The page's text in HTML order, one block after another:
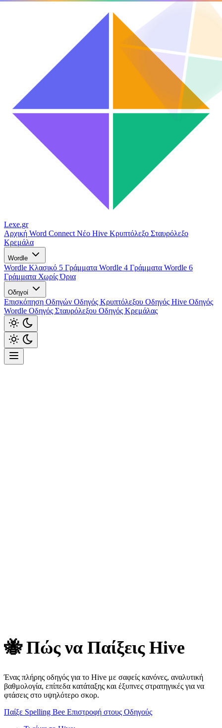
Lexe.gr
Αρχική Word Connect Νέο Hive Κρυπτόλεξο Σταυρόλεξο
Κρεμάλα
Wordle
Wordle Κλασικό 5 Γράμματα Wordle 4 Γράμματα Wordle 6
Γράμματα Χωρίς Όρια
Οδηγοί
Επισκόπηση Οδηγών Οδηγός Κρυπτόλεξου Οδηγός Hive Οδηγός
Wordle Οδηγός Σταυρόλεξου Οδηγός Κρεμάλας
🐝 Πώς να Παίξεις Hive
Ένας πλήρης οδηγός για το Hive με σαφείς κανόνες, αναλυτική
βαθμολογία, επίπεδα κατάταξης και έξυπνες στρατηγικές για να
φτάσεις στο υψηλότερο σκορ.
Παίξε Spelling Bee Επιστροφή στους Οδηγούς